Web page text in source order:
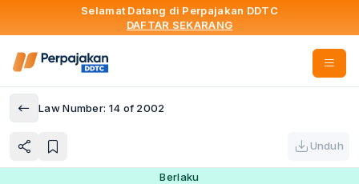
Selamat Datang di Perpajakan DDTC
DAFTAR SEKARANG
Law Number: 14 of 2002
Unduh
Berlaku